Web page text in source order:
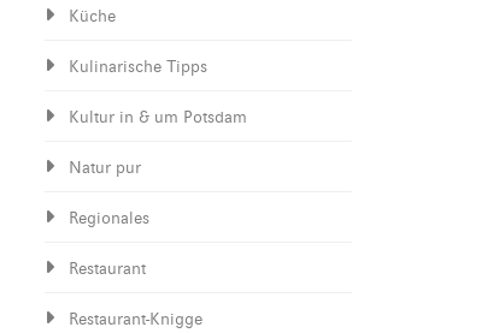
Küche
Kulinarische Tipps
Kultur in & um Potsdam
Natur pur
Regionales
Restaurant
Restaurant-Knigge